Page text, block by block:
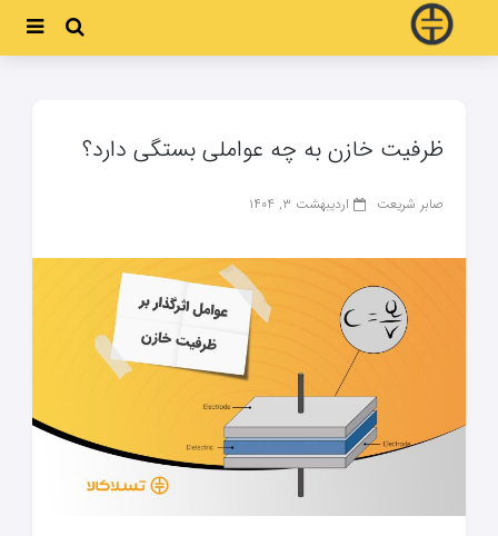
ظرفیت خازن به چه عواملی بستگی دارد؟
صابر شریعت اردیبهشت ۳, ۱۴۰۴